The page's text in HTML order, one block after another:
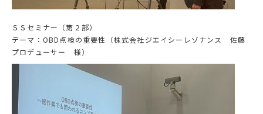
ＳＳセミナー（第２部）
テーマ：OBD点検の重要性（株式会社ジエイシーレゾナンス 佐藤
プロデューサー 様）